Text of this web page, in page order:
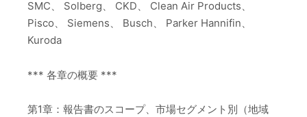
SMC、 Solberg、 CKD、 Clean Air Products、
Pisco、 Siemens、 Busch、 Parker Hannifin、
Kuroda
*** 各章の概要 ***
第1章：報告書のスコープ、市場セグメント別（地域